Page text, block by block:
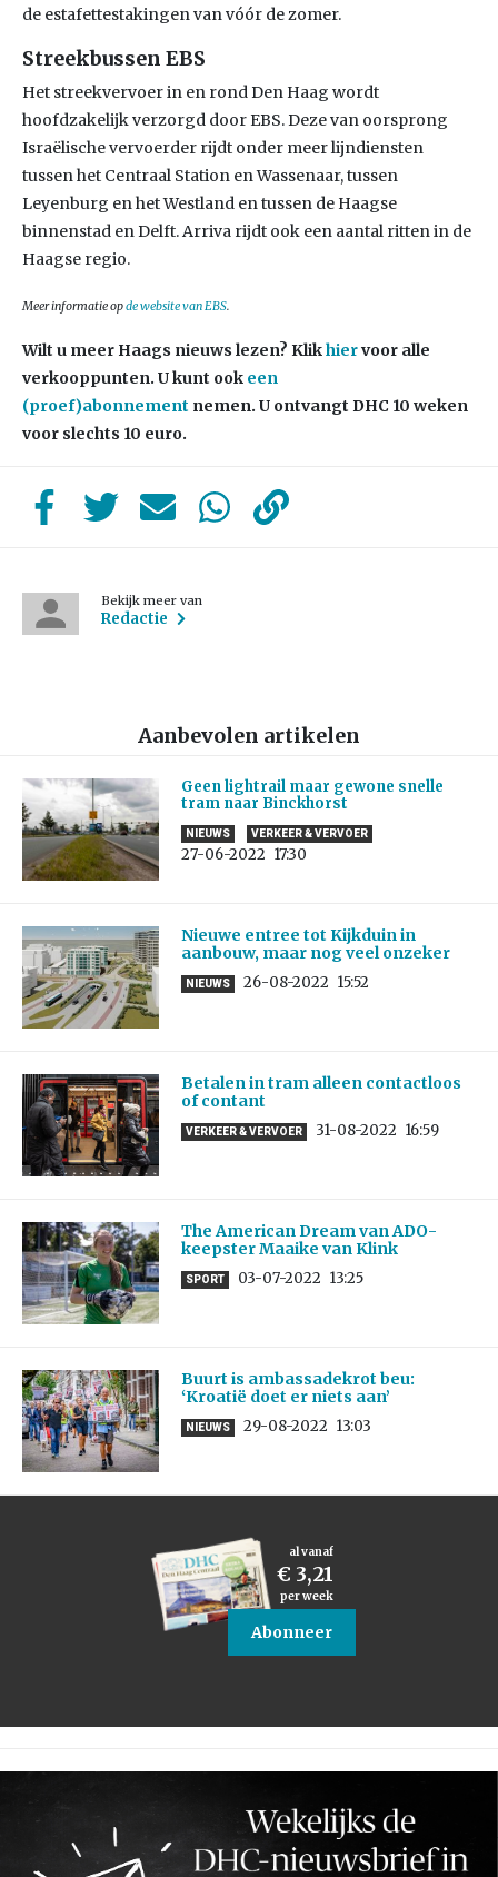
de estafettestakingen van vóór de zomer.
Streekbussen EBS
Het streekvervoer in en rond Den Haag wordt
hoofdzakelijk verzorgd door EBS. Deze van oorsprong
Israëlische vervoerder rijdt onder meer lijndiensten
tussen het Centraal Station en Wassenaar, tussen
Leyenburg en het Westland en tussen de Haagse
binnenstad en Delft. Arriva rijdt ook een aantal ritten in de
Haagse regio.
Meer informatie opde website van EBS.
Wilt u meer Haags nieuws lezen? Klikhiervoor alle
verkooppunten. U kunt ook een
(proef)abonnement nemen. U ontvangt DHC 10 weken
voor slechts 10 euro.
Bekijk meer van
Redactie
Aanbevolen artikelen
Geen lightrail maar gewone snelle
tram naar Binckhorst
NIEUWS VERKEER & VERVOER
27-06-2022 17:30
Nieuwe entree tot Kijkduin in
aanbouw, maar nog veel onzeker
NIEUWS 26-08-2022 15:52
Betalen in tram alleen contactloos
of contant
VERKEER & VERVOER 31-08-2022 16:59
The American Dream van ADO-
keepster Maaike van Klink
SPORT 03-07-2022 13:25
Buurt is ambassadekrot beu:
‘Kroatië doet er niets aan’
NIEUWS 29-08-2022 13:03
al vanaf
€ 3,21
per week
Abonneer